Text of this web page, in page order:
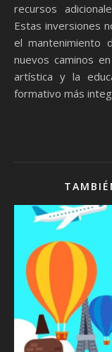
recursos
Estas inversiones
el mantenimiento
nuevos caminos
artística y la
formativo más